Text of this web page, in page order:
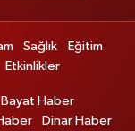
Sağlık
Eğitim
Etkinlikler
Bayat Haber
Dinar Haber